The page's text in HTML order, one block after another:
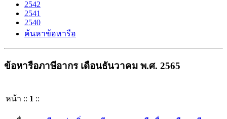
2542
2541
2540
ค้นหาข้อหารือ
ข้อหารือภาษีอากร เดือนธันวาคม พ.ศ. 2565
หน้า :: 1 ::